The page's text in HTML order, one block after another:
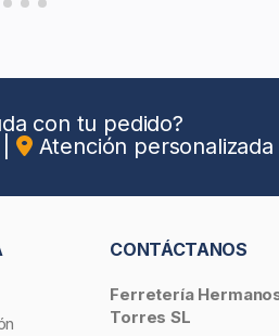
con tu pedido?
Atención
CONTÁCTANOS
Ferretería
Torres SL